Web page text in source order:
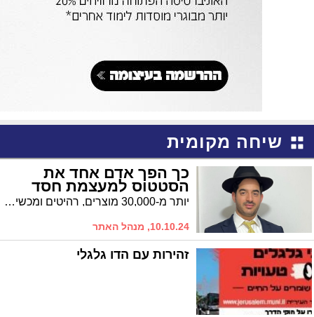
שיחה מקומית
כך הפך אדם אחד את
הסטטוס למעצמת חסד
יותר מ-30,000 מוצרים, רהיטים ומכשירי חשמל, עברו תחת ידיו והגיעו לנצרכים בשנה האחרונה והיד עוד נטויה. "אין לי סיפוק יותר מלעשות חסד עם יהודי, בעיקר אם הוא אינו מכיר אותי", זהו המוטו של איש החסד דניאל אשוש שהפך מזמן לאגדה | כך הופכים את הסטטוס למעצמת חסד שמגיעה להיקפים בלתי נתפסים
10.10.24, מנהל האתר
זהירות עם הדו גלגלי